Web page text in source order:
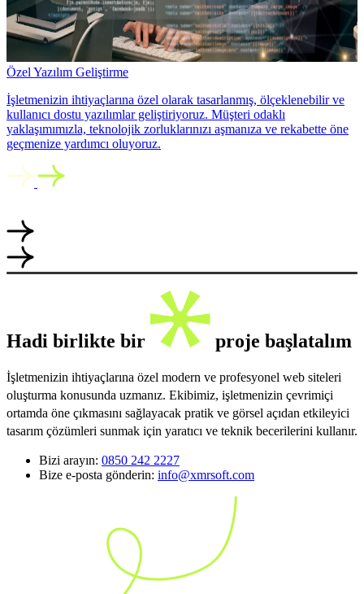
Özel Yazılım Geliştirme
İşletmenizin ihtiyaçlarına özel olarak tasarlanmış, ölçeklenebilir ve
kullanıcı dostu yazılımlar geliştiriyoruz. Müşteri odaklı
yaklaşımımızla, teknolojik zorluklarınızı aşmanıza ve rekabette öne
geçmenize yardımcı oluyoruz.
Hadi birlikte bir proje başlatalım
İşletmenizin ihtiyaçlarına özel modern ve profesyonel web siteleri
oluşturma konusunda uzmanız. Ekibimiz, işletmenizin çevrimiçi
ortamda öne çıkmasını sağlayacak pratik ve görsel açıdan etkileyici
tasarım çözümleri sunmak için yaratıcı ve teknik becerilerini kullanır.
Bizi arayın: 0850 242 2227
Bize e-posta gönderin: info@xmrsoft.com